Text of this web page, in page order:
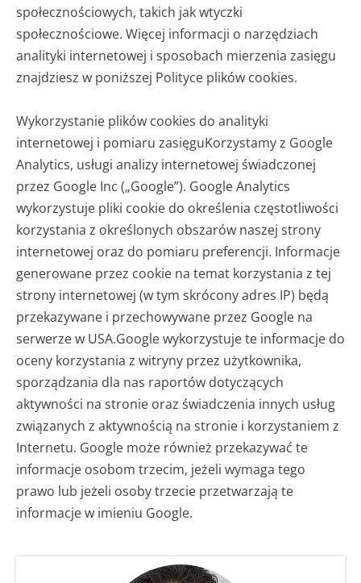
społecznościowych, takich jak wtyczki
społecznościowe. Więcej informacji o narzędziach
analityki internetowej i sposobach mierzenia zasięgu
znajdziesz w poniższej Polityce plików cookies.
Wykorzystanie plików cookies do analityki
internetowej i pomiaru zasięguKorzystamy z Google
Analytics, usługi analizy internetowej świadczonej
przez Google Inc („Google”). Google Analytics
wykorzystuje pliki cookie do określenia częstotliwości
korzystania z określonych obszarów naszej strony
internetowej oraz do pomiaru preferencji. Informacje
generowane przez cookie na temat korzystania z tej
strony internetowej (w tym skrócony adres IP) będą
przekazywane i przechowywane przez Google na
serwerze w USA.Google wykorzystuje te informacje do
oceny korzystania z witryny przez użytkownika,
sporządzania dla nas raportów dotyczących
aktywności na stronie oraz świadczenia innych usług
związanych z aktywnością na stronie i korzystaniem z
Internetu. Google może również przekazywać te
informacje osobom trzecim, jeżeli wymaga tego
prawo lub jeżeli osoby trzecie przetwarzają te
informacje w imieniu Google.